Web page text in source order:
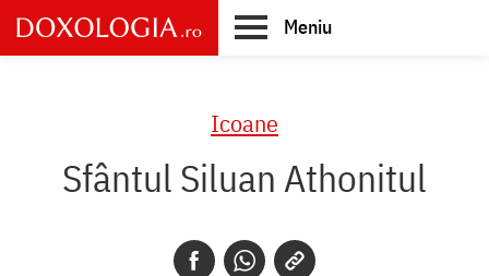
Skip
to
main
Meniu
Icoane
Sfântul Siluan Athonitul